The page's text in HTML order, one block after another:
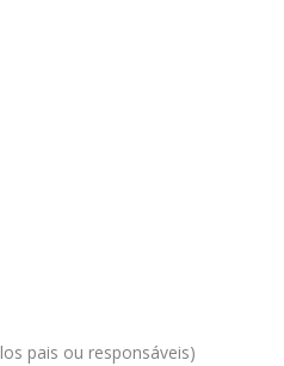
pais ou responsáveis)